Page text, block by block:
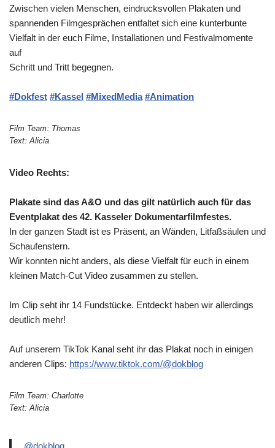
Zwischen vielen Menschen, eindrucksvollen Plakaten und
spannenden Filmgesprächen entfaltet sich eine kunterbunte
Vielfalt in der euch Filme, Installationen und Festivalmomente
auf
Schritt und Tritt begegnen.
#Dokfest #Kassel #MixedMedia #Animation
Film Team: Thomas
Text: Alicia
Video Rechts:
Plakate sind das A&O und das gilt natürlich auch für das
Eventplakat des 42. Kasseler Dokumentarfilmfestes.
In der ganzen Stadt ist es Präsent, an Wänden, Litfaßsäulen und
Schaufenstern.
Wir konnten nicht anders, als diese Vielfalt für euch in einem
kleinen Match-Cut Video zusammen zu stellen.
Im Clip seht ihr 14 Fundstücke. Entdeckt haben wir allerdings
deutlich mehr!
Auf unserem TikTok Kanal seht ihr das Plakat noch in einigen
anderen Clips: https://www.tiktok.com/@dokblog
Film Team: Charlotte
Text: Alicia
@dokblog